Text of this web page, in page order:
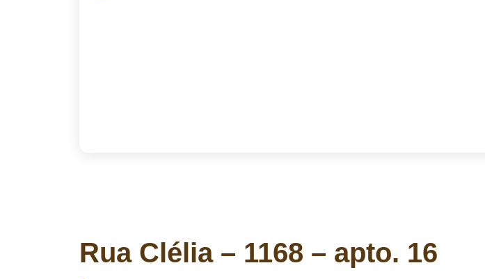
Rua Clélia – 1168 – apto. 16